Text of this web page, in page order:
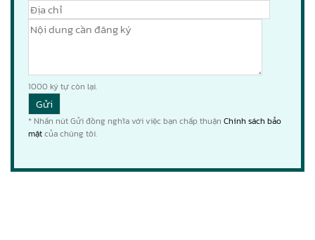
1000 ký tự còn lại.
* Nhấn nút Gửi đồng nghĩa với việc bạn chấp thuận Chính sách bảo
mậtcủa chúng tôi.